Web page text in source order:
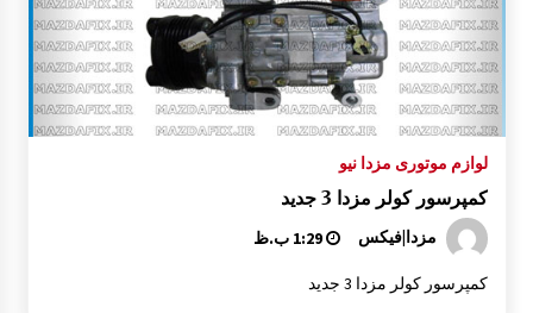
لوازم موتوری مزدا نیو
کمپرسور کولر مزدا 3 جدید
مزدا|فیکس 1:29 ب.ظ
کمپرسور کولر مزدا 3 جدید